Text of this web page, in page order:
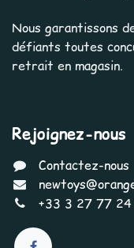
Nous garantissons
défiants toutes
retrait en magasin.
Rejoignez-nous
Contactez-nous
+33 3 27 77